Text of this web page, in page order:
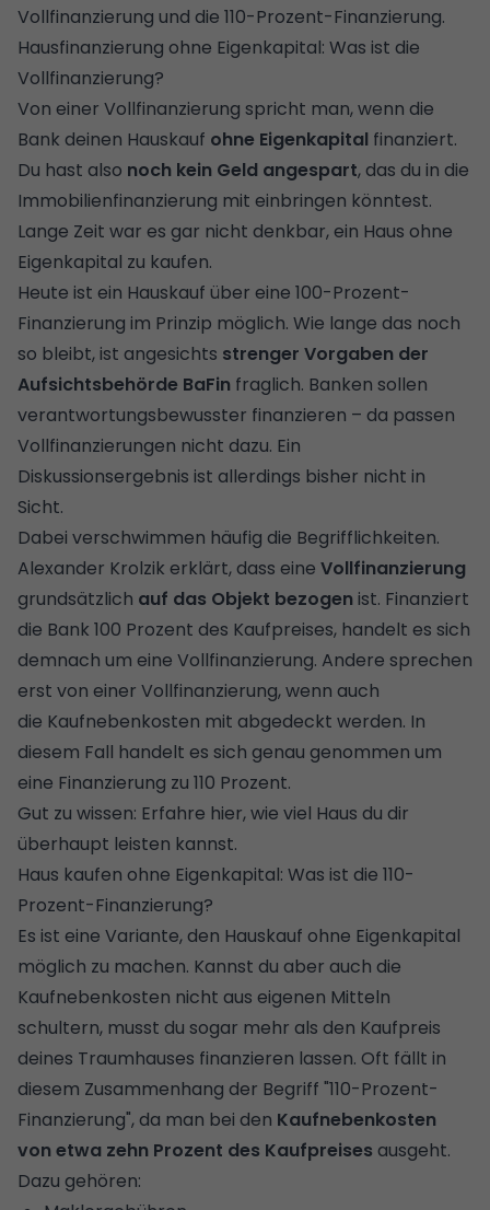
Vollfinanzierung und die 110-Prozent-Finanzierung.
Hausfinanzierung ohne Eigenkapital: Was ist die
Vollfinanzierung?
Von einer Vollfinanzierung spricht man, wenn die
Bank deinen Hauskauf ohne Eigenkapital finanziert.
Du hast also noch kein Geld angespart, das du in die
Immobilienfinanzierung mit einbringen könntest.
Lange Zeit war es gar nicht denkbar, ein Haus ohne
Eigenkapital zu kaufen.
Heute ist ein Hauskauf über eine 100-Prozent-
Finanzierung im Prinzip möglich. Wie lange das noch
so bleibt, ist angesichts strenger Vorgaben der
Aufsichtsbehörde BaFin fraglich. Banken sollen
verantwortungsbewusster finanzieren – da passen
Vollfinanzierungen nicht dazu. Ein
Diskussionsergebnis ist allerdings bisher nicht in
Sicht.
Dabei verschwimmen häufig die Begrifflichkeiten.
Alexander Krolzik erklärt, dass eine Vollfinanzierung
grundsätzlich auf das Objekt bezogen ist. Finanziert
die Bank 100 Prozent des Kaufpreises, handelt es sich
demnach um eine Vollfinanzierung. Andere sprechen
erst von einer Vollfinanzierung, wenn auch
die Kaufnebenkosten mit abgedeckt werden. In
diesem Fall handelt es sich genau genommen um
eine Finanzierung zu 110 Prozent.
Gut zu wissen: Erfahre hier, wie viel Haus du dir
überhaupt leisten kannst.
Haus kaufen ohne Eigenkapital: Was ist die 110-
Prozent-Finanzierung?
Es ist eine Variante, den Hauskauf ohne Eigenkapital
möglich zu machen. Kannst du aber auch die
Kaufnebenkosten nicht aus eigenen Mitteln
schultern, musst du sogar mehr als den Kaufpreis
deines Traumhauses finanzieren lassen. Oft fällt in
diesem Zusammenhang der Begriff "110-Prozent-
Finanzierung", da man bei den Kaufnebenkosten
von etwa zehn Prozent des Kaufpreises ausgeht.
Dazu gehören: